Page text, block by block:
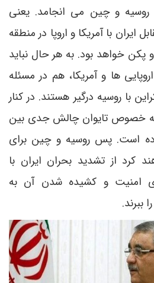
روسیه و چین می انجامد. یعنی
ایران با آمریکا و اروپا در منطقه
پکن خواهد بود. به هر حال نباید
ها و آمریکا، هم در مسئله
با روسیه درگیر هستند. در کنار
خصوص تایوان چالش جدی بین
است. پس روسیه و چین برای
کرد از تشدید بحران ایران با
امنیت و کشیده شدن آن به
ببرند.